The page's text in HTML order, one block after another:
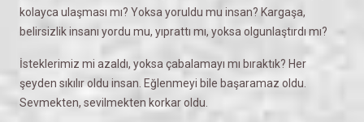
kolayca ulaşması mı? Yoksa yoruldu mu insan? Kargaşa,
belirsizlik insanı yordu mu, yıprattı mı, yoksa olgunlaştırdı mı?
İsteklerimiz mi azaldı, yoksa çabalamayı mı bıraktık? Her
şeyden sıkılır oldu insan. Eğlenmeyi bile başaramaz oldu.
Sevmekten, sevilmekten korkar oldu.